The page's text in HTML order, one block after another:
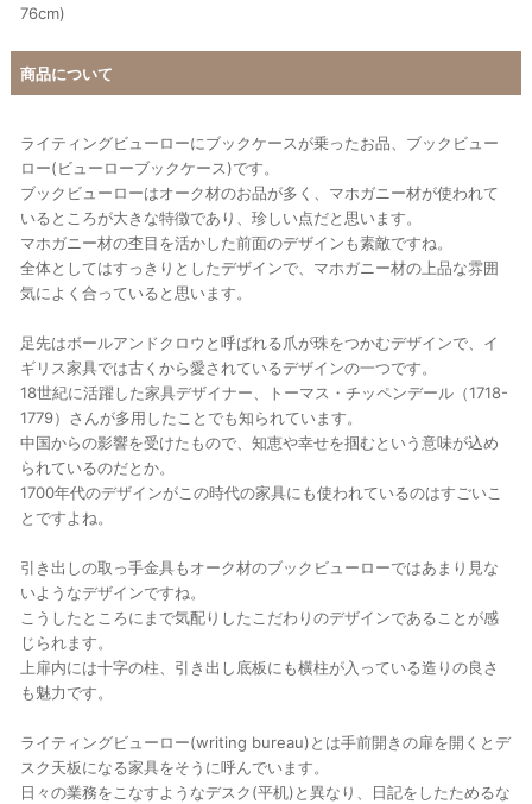
76cm)
商品について
ライティングビューローにブックケースが乗ったお品、ブックビュー
ロー(ビューローブックケース)です。
ブックビューローはオーク材のお品が多く、マホガニー材が使われて
いるところが大きな特徴であり、珍しい点だと思います。
マホガニー材の杢目を活かした前面のデザインも素敵ですね。
全体としてはすっきりとしたデザインで、マホガニー材の上品な雰囲
気によく合っていると思います。
足先はボールアンドクロウと呼ばれる爪が珠をつかむデザインで、イ
ギリス家具では古くから愛されているデザインの一つです。
18世紀に活躍した家具デザイナー、トーマス・チッペンデール（1718-
1779）さんが多用したことでも知られています。
中国からの影響を受けたもので、知恵や幸せを掴むという意味が込め
られているのだとか。
1700年代のデザインがこの時代の家具にも使われているのはすごいこ
とですよね。
引き出しの取っ手金具もオーク材のブックビューローではあまり見な
いようなデザインですね。
こうしたところにまで気配りしたこだわりのデザインであることが感
じられます。
上扉内には十字の柱、引き出し底板にも横柱が入っている造りの良さ
も魅力です。
ライティングビューロー(writing bureau)とは手前開きの扉を開くとデ
スク天板になる家具をそうに呼んでいます。
日々の業務をこなすようなデスク(平机)と異なり、日記をしたためるな